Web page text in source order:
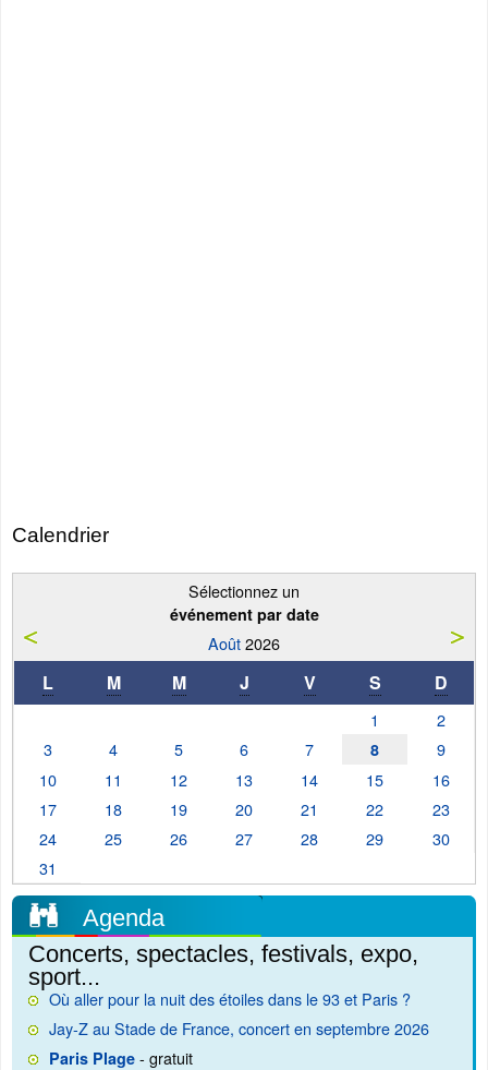
Calendrier
Sélectionnez un
événement par date
Août2026
L M M J V S D
1
2
3
4 5 6 7 8
9
10
11 12 13 14 15
16
17
18 19 20 21 22
23
24
25 26 27 28 29
30
31
Agenda
Concerts, spectacles, festivals, expo,
sport...
Où aller pour la nuit des étoiles dans le 93 et Paris ?
Jay-Z au Stade de France, concert en septembre 2026
Paris Plage - gratuit